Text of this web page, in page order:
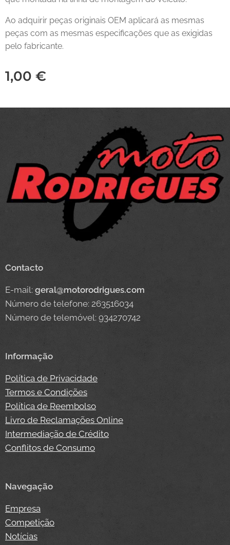
Ao adquirir peças originais OEM aplicará as mesmas
peças com as mesmas especificações que as exigidas
pelo fabricante.
1,00 €
Contacto
E-mail: geral@motorodrigues.com
Número de telefone: 263516034
Número de telemóvel: 934270742
Informação
Política de Privacidade
Termos e Condições
Política de Reembolso
Livro de Reclamações Online
Intermediação de Crédito
Conflitos de Consumo
Navegação
Empresa
Competição
Notícias